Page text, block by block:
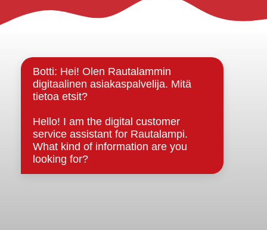
Rautalammin kunta
Strategiat, ohjelmat, ohjeet, suunnitelmat, säännöt ja
sopimukset
Asiakirjajulkisuuskuvaus
Evästeet
Saavutettavuusseloste
Tietosuoja
Tietosuojaselosteet